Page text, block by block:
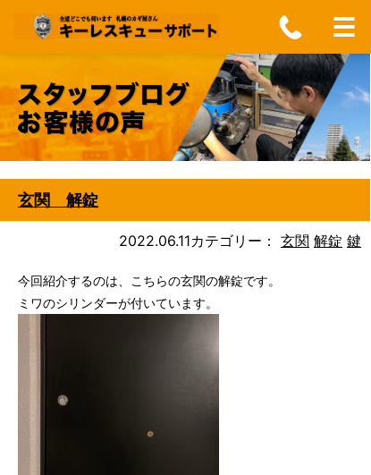
玄関 解錠
2022.06.11カテゴリー： 玄関 解錠 鍵
今回紹介するのは、こちらの玄関の解錠です。
ミワのシリンダーが付いています。